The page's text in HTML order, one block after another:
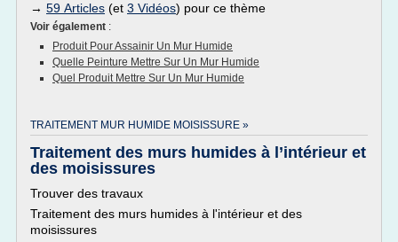
→ 59 Articles (et 3 Vidéos) pour ce thème
Voir également :
Produit Pour Assainir Un Mur Humide
Quelle Peinture Mettre Sur Un Mur Humide
Quel Produit Mettre Sur Un Mur Humide
TRAITEMENT MUR HUMIDE MOISISSURE »
Traitement des murs humides à l’intérieur et
des moisissures
Trouver des travaux
Traitement des murs humides à l'intérieur et des
moisissures